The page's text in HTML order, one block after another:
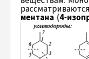
ментана (4-